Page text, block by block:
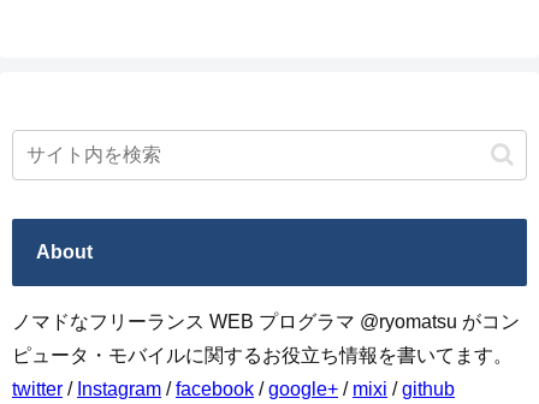
About
ノマドなフリーランス WEB プログラマ @ryomatsu がコン
ピュータ・モバイルに関するお役立ち情報を書いてます。
twitter / Instagram /facebook /google+ / mixi /github